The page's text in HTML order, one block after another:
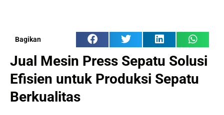
Bagikan
Jual Mesin Press Sepatu Solusi
Efisien untuk Produksi Sepatu
Berkualitas